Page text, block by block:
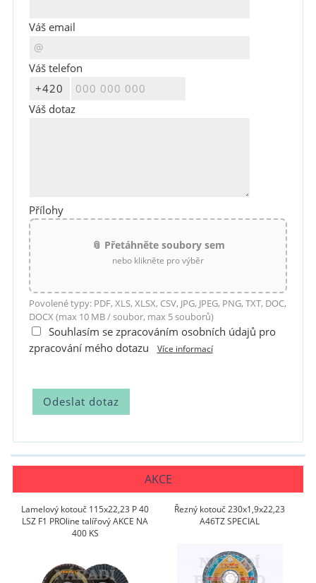
Váš email
Váš telefon
Váš dotaz
Přílohy
📎 Přetáhněte soubory sem
nebo klikněte pro výběr
Povolené typy: PDF, XLS, XLSX, CSV, JPG, JPEG, PNG, TXT, DOC,
DOCX (max 10 MB / soubor, max 5 souborů)
Souhlasím se zpracováním osobních údajů pro
zpracování mého dotazu
Více informací
AKCE
Lamelový kotouč 115x22,23 P 40
LSZ F1 PROline talířový AKCE NA
400 KS
Řezný kotouč 230x1,9x22,23
A46TZ SPECIAL